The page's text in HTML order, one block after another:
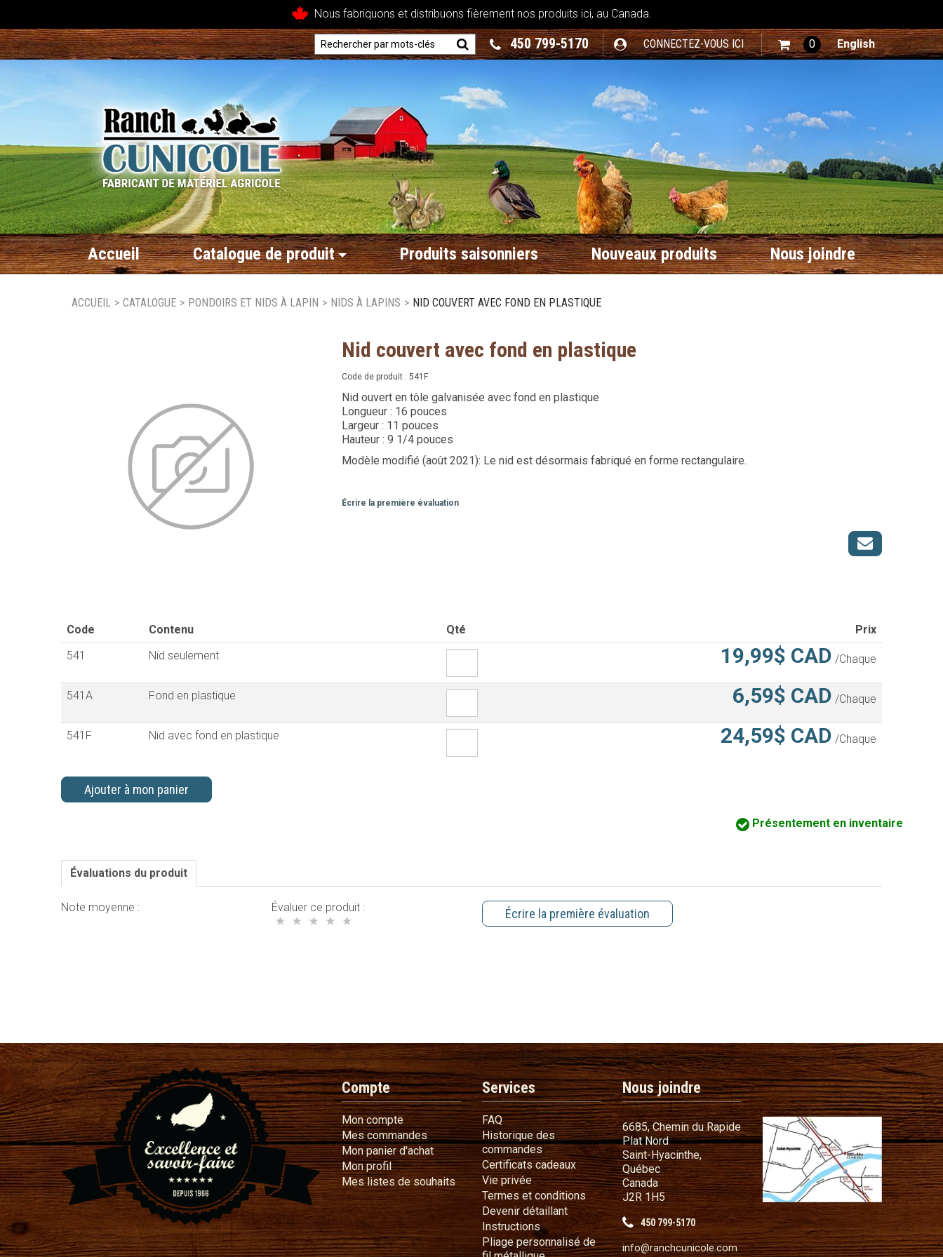
Nous fabriquons et distribuons fièrement nos produits ici, au Canada.
450 799-5170 CONNECTEZ-VOUS ICI 0 English
Accueil Catalogue de produit Produits saisonniers Nouveaux produits Nous joindre
ACCUEIL > CATALOGUE > PONDOIRS ET NIDS À LAPIN > NIDS À LAPINS > NID COUVERT AVEC FOND EN PLASTIQUE
Nid couvert avec fond en plastique
Code de produit : 541F
Nid ouvert en tôle galvanisée avec fond en plastique
Longueur : 16 pouces
Largeur : 11 pouces
Hauteur : 9 1/4 pouces
Modèle modifié (août 2021): Le nid est désormais fabriqué en forme rectangulaire.
Écrire la première évaluation
Code Contenu Qté
Prix
541
Nid seulement 19,99$ CAD /Chaque
541A Fond en plastique 6,59$ CAD /Chaque
541F Nid avec fond en plastique 24,59$ CAD /Chaque
Ajouter à mon panier
Présentement en inventaire
Évaluations du produit
Note moyenne : Évaluer ce produit : Écrire la première évaluation
Compte
Mon compteMon compte
Mes commandesMes commandes
Mon panier d'achatMon panier d'achat
Mon profilMon profil
Mes listes de souhaitsMes listes de souhaits
Services
FAQFAQ
Historique des
commandesHistorique des commandes
Certificats cadeauxCertificats cadeaux
Vie privéeVie privée
Termes et conditionsTermes et conditions
Devenir détaillantDevenir détaillant
InstructionsInstructions
Pliage personnalisé de
Nous joindre
6685, Chemin du Rapide
Plat Nord
Saint-Hyacinthe,
Québec
Canada
J2R 1H5
450 799-5170
info@ranchcunicole.com